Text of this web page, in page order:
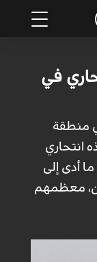
في
منطقة
انتحاري
أدى إلى
وإصابة 12 آخرين، معظمهم